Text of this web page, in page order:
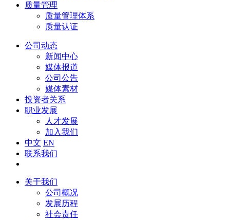
质量管理
质量管理体系
质量认证
公司动态
新闻中心
媒体报道
公司公告
媒体素材
投资者关系
职业发展
人才发展
加入我们
中文 EN
联系我们
关于我们
公司概况
发展历程
社会责任